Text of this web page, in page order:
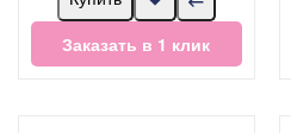
Заказать в 1 клик